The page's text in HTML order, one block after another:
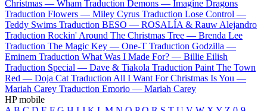
Christmas — Wham Traduction Demons — Imagine Dragons
Traduction Flowers — Miley Cyrus Traduction Lose Control —
Teddy Swims Traduction BESO — ROSALÍA & Rauw Alejandro
Traduction Rockin' Around The Christmas Tree — Brenda Lee
Traduction The Magic Key — One-T Traduction Godzilla —
Eminem Traduction What Was I Made For? — Billie Eilish
Traduction Special — Dave & Tiakola Traduction Paint The Town
Red — Doja Cat Traduction All I Want For Christmas Is You —
Mariah Carey Traduction Emorio — Mariah Carey
HP mobile